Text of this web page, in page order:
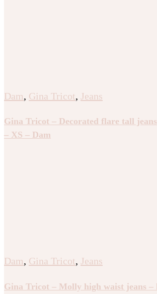
Dam, Gina Tricot, Jeans
Gina Tricot – Decorated flare tall
– XS – Dam
Dam, Gina Tricot, Jeans
Gina Tricot – Molly high waist jeans –